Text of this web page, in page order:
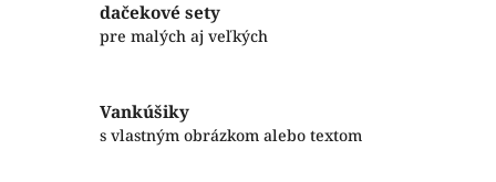
dačekové sety
pre malých aj veľkých
Vankúšiky
s vlastným obrázkom alebo textom